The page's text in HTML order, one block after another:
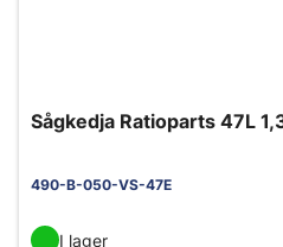
Sågkedja Ratioparts 47L
490-B-050-VS-47E
I lager